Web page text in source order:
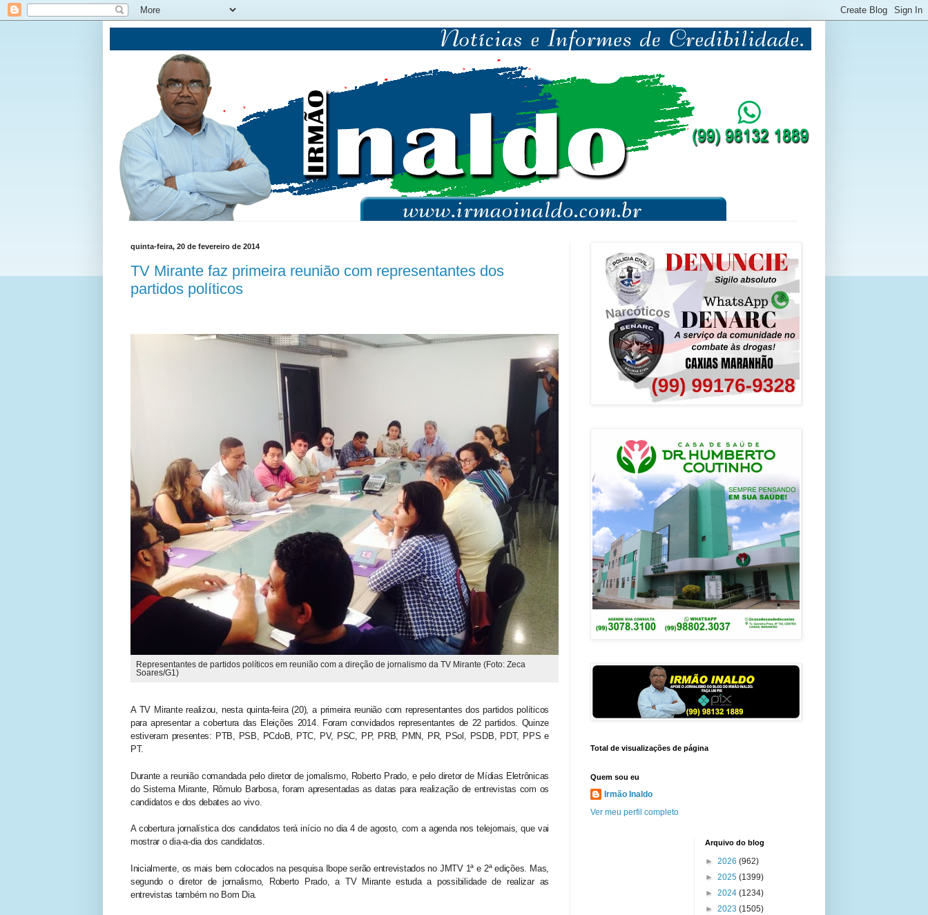
quinta-feira, 20 de fevereiro de 2014
TV Mirante faz primeira reunião com representantes dos
partidos políticos
Representantes de partidos políticos em reunião com a direção de jornalismo da TV Mirante (Foto: Zeca
Soares/G1)
A TV Mirante realizou, nesta quinta-feira (20), a primeira reunião com representantes dos partidos políticos
para apresentar a cobertura das Eleições 2014. Foram convidados representantes de 22 partidos. Quinze
estiveram presentes: PTB, PSB, PCdoB, PTC, PV, PSC, PP, PRB, PMN, PR, PSol, PSDB, PDT, PPS e
PT.
Durante a reunião comandada pelo diretor de jornalismo, Roberto Prado, e pelo diretor de Mídias Eletrônicas
do Sistema Mirante, Rômulo Barbosa, foram apresentadas as datas para realização de entrevistas com os
candidatos e dos debates ao vivo.
A cobertura jornalística dos candidatos terá início no dia 4 de agosto, com a agenda nos telejornais, que vai
mostrar o dia-a-dia dos candidatos.
Inicialmente, os mais bem colocados na pesquisa Ibope serão entrevistados no JMTV 1ª e 2ª edições. Mas,
segundo o diretor de jornalismo, Roberto Prado, a TV Mirante estuda a possibilidade de realizar as
entrevistas também no Bom Dia.
Total de visualizações de página
Quem sou eu
Irmão Inaldo
Ver meu perfil completo
Arquivo do blog
► 2026 (962)
► 2025 (1399)
► 2024 (1234)
► 2023 (1505)